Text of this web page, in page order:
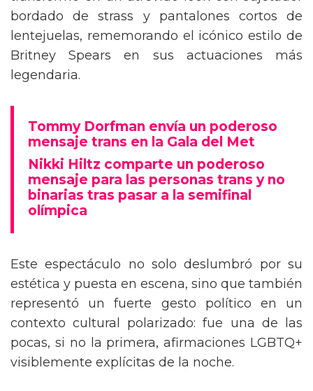
bordado de strass y pantalones cortos de
lentejuelas, rememorando el icónico estilo de
Britney Spears en sus actuaciones más
legendaria.
Tommy Dorfman envía un poderoso
mensaje trans en la Gala del Met
Nikki Hiltz comparte un poderoso
mensaje para las personas trans y no
binarias tras pasar a la semifinal
olímpica
Este espectáculo no solo deslumbró por su
estética y puesta en escena, sino que también
representó un fuerte gesto político en un
contexto cultural polarizado: fue una de las
pocas, si no la primera, afirmaciones LGBTQ+
visiblemente explícitas de la noche.